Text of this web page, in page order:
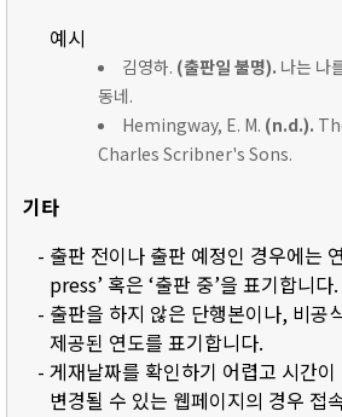
예시
김영하. (출판일 불명). 나는 나
동네.
Hemingway, E. M. (n.d.).
Charles Scribner's Sons.
기타
- 출판 전이나 출판 예정인 경우에는
press’ 혹은 ‘출판 중’을 표기합니다.
- 출판을 하지 않은 단행본이나, 비공
제공된 연도를 표기합니다.
- 게재날짜를 확인하기 어렵고 시간
변경될 수 있는 웹페이지의 경우 접